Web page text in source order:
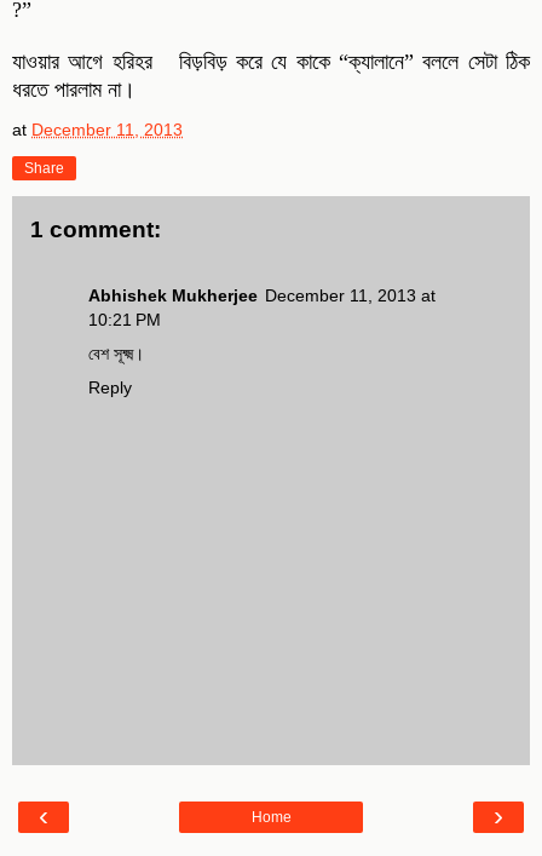
?”
যাওয়ার আগে হরিহর বিড়বিড় করে যে কাকে “ক্যালানে” বললে সেটা ঠিক
ধরতে পারলাম না।
at December 11, 2013
Share
1 comment:
Abhishek Mukherjee December 11, 2013 at
10:21 PM
বেশ সূক্ষ্ম।
Reply
‹ ›
Home